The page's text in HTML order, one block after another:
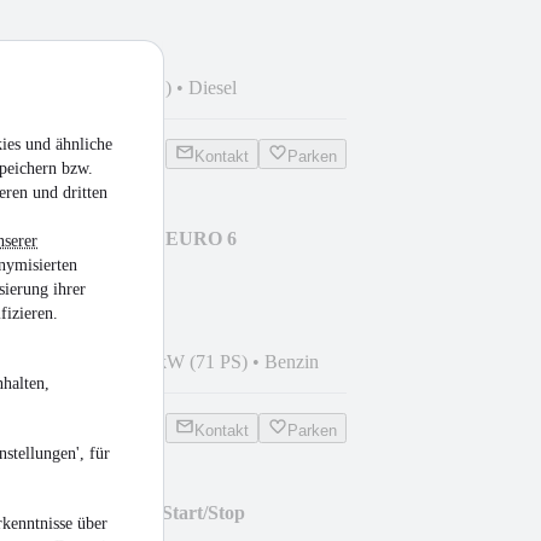
und ähnliche
bzw.
und dritten
ihrer
für
über
145 kW (197 PS) • Diesel
Kontakt Parken
Basis 52 kW:EURO 6
52 kW (71 PS) • Benzin
Kontakt Parken
Tourer Edition Start/Stop